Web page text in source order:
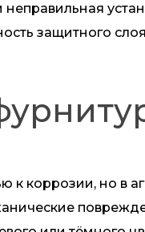
защитного
к коррозии, но в